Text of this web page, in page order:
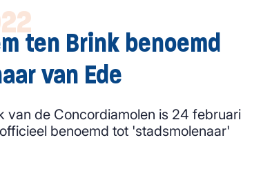
ten Brink benoemd
van Ede
van de Concordiamolen is 24 februari
benoemd tot 'stadsmolenaar'